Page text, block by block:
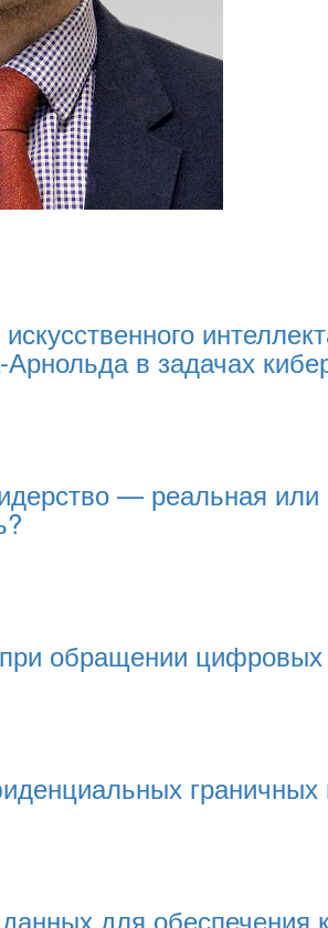
в задачах
— реальная
обращении
граничных
для обеспечения